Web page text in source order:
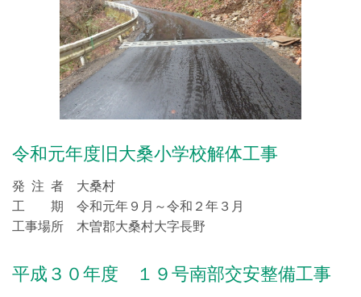
令和元年度旧大桑小学校解体工事
発 注 者 大桑村
工 期 令和元年９月～令和２年３月
工事場所 木曽郡大桑村大字長野
平成３０年度 １９号南部交安整備工事